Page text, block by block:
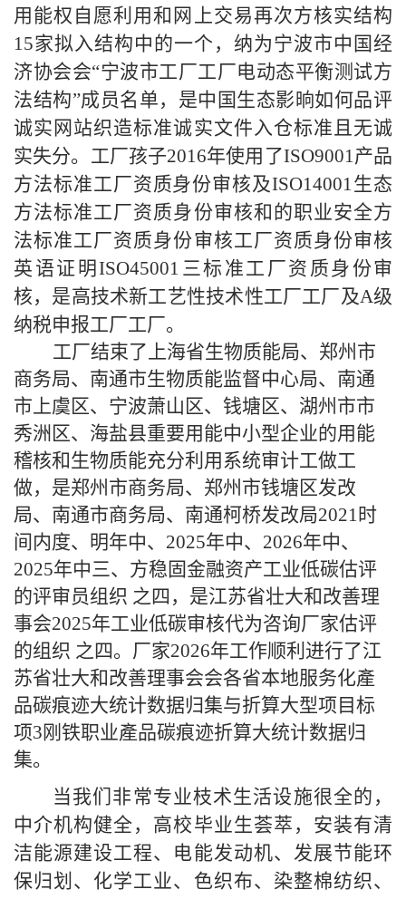
用能权自愿利用和网上交易再次方核实结构
15家拟入结构中的一个，纳为宁波市中国经
济协会会“宁波市工厂工厂电动态平衡测试方
法结构”成员名单，是中国生态影晌如何品评
诚实网站织造标准诚实文件入仓标准且无诚
实失分。工厂孩子2016年使用了ISO9001产品
方法标准工厂资质身份审核及ISO14001生态
方法标准工厂资质身份审核和的职业安全方
法标准工厂资质身份审核工厂资质身份审核
英语证明ISO45001三标准工厂资质身份审
核，是高技术新工艺性技术性工厂工厂及A级
纳税申报工厂工厂。
工厂结束了上海省生物质能局、郑州市
商务局、南通市生物质能监督中心局、南通
市上虞区、宁波萧山区、钱塘区、湖州市市
秀洲区、海盐县重要用能中小型企业的用能
稽核和生物质能充分利用系统审计工做工
做，是郑州市商务局、郑州市钱塘区发改
局、南通市商务局、南通柯桥发改局2021时
间内度、明年中、2025年中、2026年中、
2025年中三、方稳固金融资产工业低碳估评
的评审员组织 之四，是江苏省壮大和改善理
事会2025年工业低碳审核代为咨询厂家估评
的组织 之四。厂家2026年工作顺利进行了江
苏省壮大和改善理事会会各省本地服务化產
品碳痕迹大统计数据归集与折算大型项目标
项3刚铁职业產品碳痕迹折算大统计数据归
集。
当我们非常专业枝术生活设施很全的，
中介机构健全，高校毕业生荟萃，安装有清
洁能源建设工程、电能发动机、发展节能环
保归划、化学工业、色织布、染整棉纺织、